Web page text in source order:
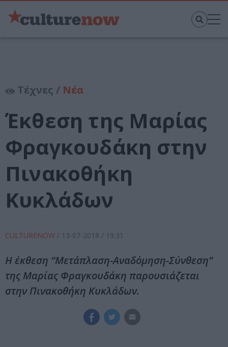
Τέχνες / Νέα
Έκθεση της Μαρίας
Φραγκουδάκη στην
Πινακοθήκη
Κυκλάδων
CULTURENOW / 13-07-2018 / 19:31
Η έκθεση “Μετάπλαση-Αναδόμηση-Σύνθεση”
της Μαρίας Φραγκουδάκη παρουσιάζεται
στην Πινακοθήκη Κυκλάδων.